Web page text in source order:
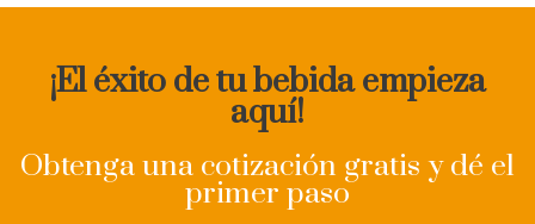
¡El éxito de tu bebida empieza
aquí!
Obtenga una cotización gratis y dé el
primer paso